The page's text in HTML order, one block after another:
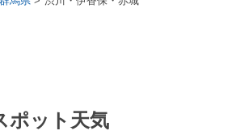
ポット天気